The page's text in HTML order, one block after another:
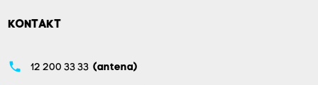
KONTAKT
phone 12 200 33 33 (antena)